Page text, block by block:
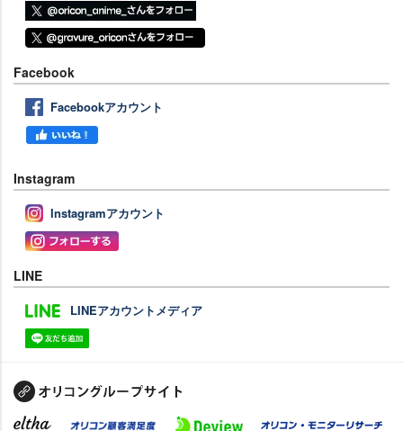
Facebook
Facebookアカウント
Instagram
Instagramアカウント
LINE
LINEアカウントメディア